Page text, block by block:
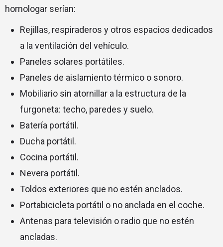
homologar serían:
Rejillas, respiraderos y otros espacios dedicados
a la ventilación del vehículo.
Paneles solares portátiles.
Paneles de aislamiento térmico o sonoro.
Mobiliario sin atornillar a la estructura de la
furgoneta: techo, paredes y suelo.
Batería portátil.
Ducha portátil.
Cocina portátil.
Nevera portátil.
Toldos exteriores que no estén anclados.
Portabicicleta portátil o no anclada en el coche.
Antenas para televisión o radio que no estén
ancladas.